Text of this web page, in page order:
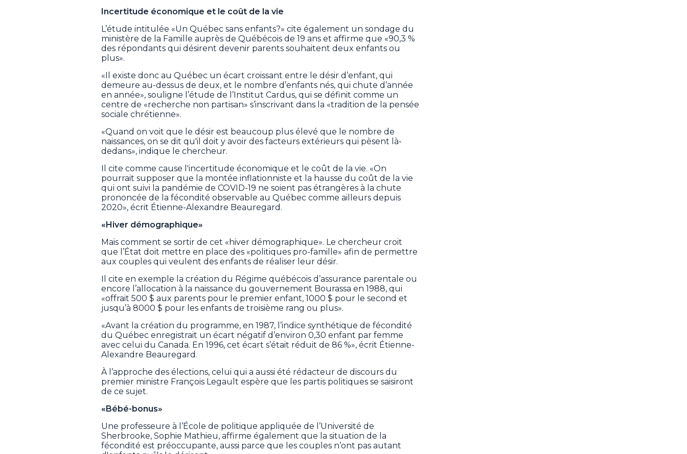
Incertitude économique et le coût de la vie
L’étude intitulée «Un Québec sans enfants?» cite également un sondage du
ministère de la Famille auprès de Québécois de 19 ans et affirme que «90,3 %
des répondants qui désirent devenir parents souhaitent deux enfants ou
plus».
«Il existe donc au Québec un écart croissant entre le désir d’enfant, qui
demeure au-dessus de deux, et le nombre d’enfants nés, qui chute d’année
en année», souligne l’étude de l’Institut Cardus, qui se définit comme un
centre de «recherche non partisan» s’inscrivant dans la «tradition de la pensée
sociale chrétienne».
«Quand on voit que le désir est beaucoup plus élevé que le nombre de
naissances, on se dit qu'il doit y avoir des facteurs extérieurs qui pèsent là-
dedans», indique le chercheur.
Il cite comme cause l'incertitude économique et le coût de la vie. «On
pourrait supposer que la montée inflationniste et la hausse du coût de la vie
qui ont suivi la pandémie de COVID-19 ne soient pas étrangères à la chute
prononcée de la fécondité observable au Québec comme ailleurs depuis
2020», écrit Étienne-Alexandre Beauregard.
«Hiver démographique»
Mais comment se sortir de cet «hiver démographique». Le chercheur croit
que l’État doit mettre en place des «politiques pro-famille» afin de permettre
aux couples qui veulent des enfants de réaliser leur désir.
Il cite en exemple la création du Régime québécois d’assurance parentale ou
encore l’allocation à la naissance du gouvernement Bourassa en 1988, qui
«offrait 500 $ aux parents pour le premier enfant, 1000 $ pour le second et
jusqu’à 8000 $ pour les enfants de troisième rang ou plus».
«Avant la création du programme, en 1987, l’indice synthétique de fécondité
du Québec enregistrait un écart négatif d’environ 0,30 enfant par femme
avec celui du Canada. En 1996, cet écart s’était réduit de 86 %», écrit Étienne-
Alexandre Beauregard.
À l’approche des élections, celui qui a aussi été rédacteur de discours du
premier ministre François Legault espère que les partis politiques se saisiront
de ce sujet.
«Bébé-bonus»
Une professeure à l’École de politique appliquée de l’Université de
Sherbrooke, Sophie Mathieu, affirme également que la situation de la
fécondité est préoccupante, aussi parce que les couples n’ont pas autant